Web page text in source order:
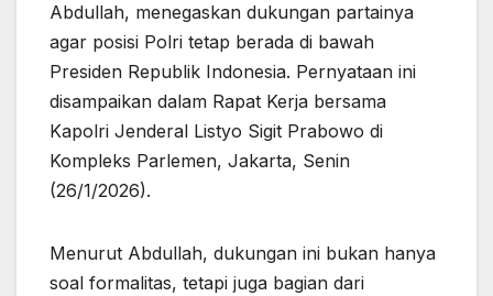
Abdullah, menegaskan dukungan partainya
agar posisi Polri tetap berada di bawah
Presiden Republik Indonesia. Pernyataan ini
disampaikan dalam Rapat Kerja bersama
Kapolri Jenderal Listyo Sigit Prabowo di
Kompleks Parlemen, Jakarta, Senin
(26/1/2026).
Menurut Abdullah, dukungan ini bukan hanya
soal formalitas, tetapi juga bagian dari